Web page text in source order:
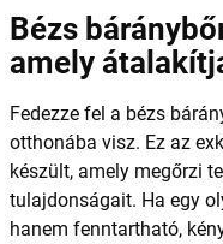
Bézs
amely
Fedezze fel a bézs
otthonába visz. Ez az
készült, amely megőrzi
tulajdonságait. Ha egy
hanem fenntartható,